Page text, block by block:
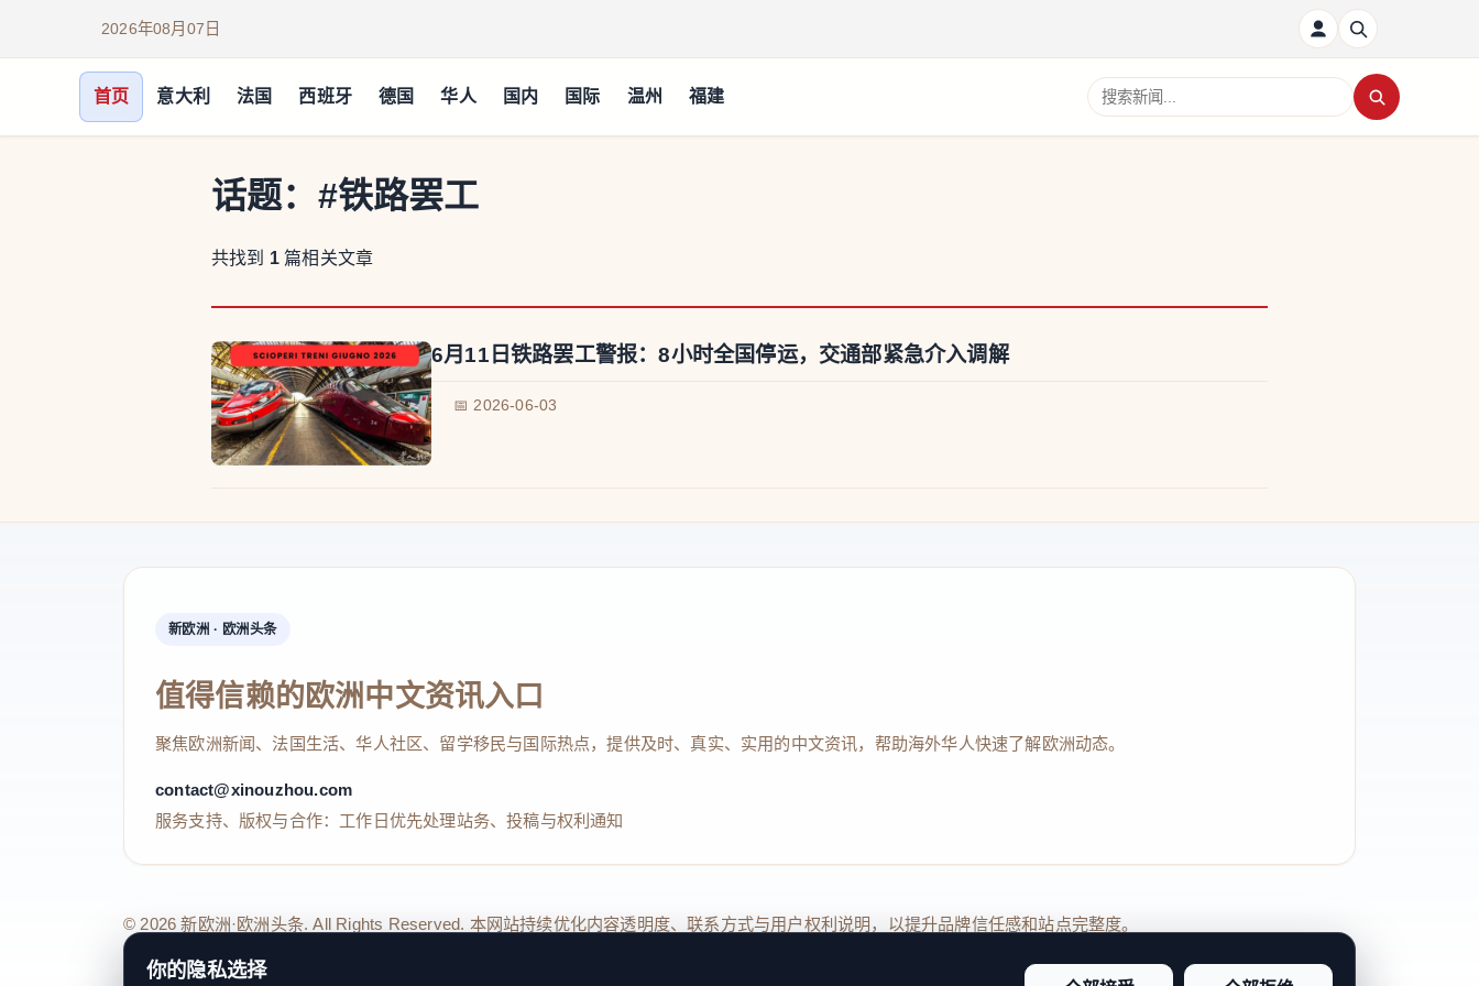
2026年08月07日
首页 意大利 法国 西班牙 德国 华人 国内 国际 温州 福建
搜索新闻
话题： #铁路罢工
共找到 1 篇相关文章
6月11日铁路罢工警报：8小时全国停运，交通部紧急介入调解
📅 2026-06-03
新欧洲 · 欧洲头条
值得信赖的欧洲中文资讯入口
聚焦欧洲新闻、法国生活、华人社区、留学移民与国际热点，提供及时、真实、实用的中文资讯，帮助海外华人快速了解欧洲动态。
contact@xinouzhou.com
服务支持、版权与合作：工作日优先处理站务、投稿与权利通知
© 2026 新欧洲·欧洲头条. All Rights Reserved. 本网站持续优化内容透明度、联系方式与用户权利说明，以提升品牌信任感和站点完整度。
关于我们法律声明编辑规范
你的隐私选择